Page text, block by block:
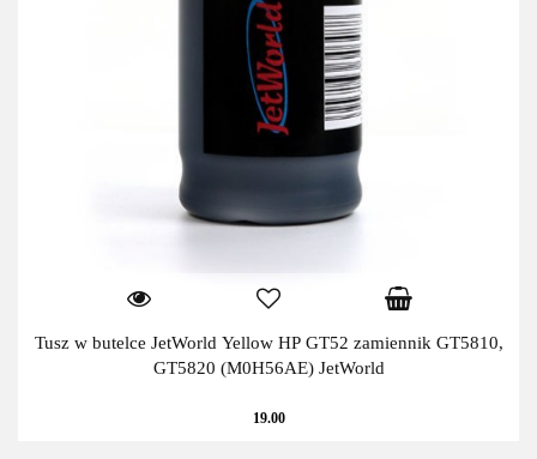
Tusz w butelce JetWorld Yellow HP GT52 zamiennik GT5810,
GT5820 (M0H56AE) JetWorld
19.00